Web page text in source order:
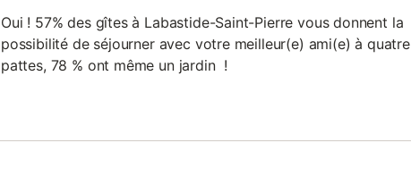
Oui ! 57% des gîtes à Labastide-Saint-Pierre vous donnent la
possibilité de séjourner avec votre meilleur(e) ami(e) à quatre
pattes, 78 % ont même un jardin !